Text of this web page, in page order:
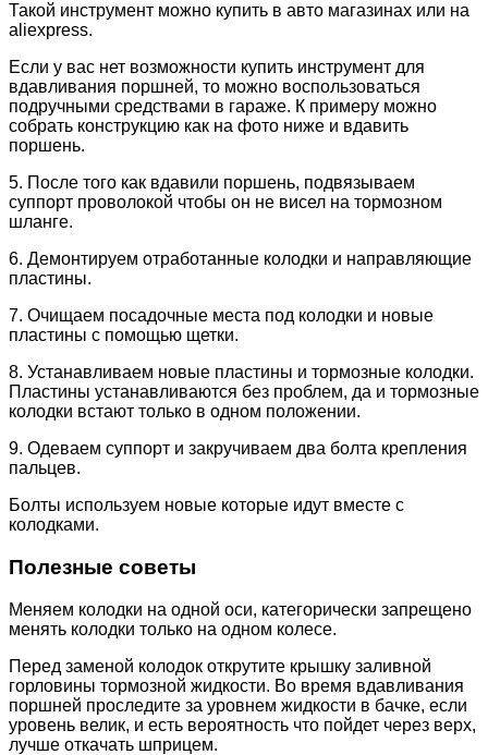
Такой инструмент можно купить в авто магазинах или на
aliexpress.
Если у вас нет возможности купить инструмент для
вдавливания поршней, то можно воспользоваться
подручными средствами в гараже. К примеру можно
собрать конструкцию как на фото ниже и вдавить
поршень.
5. После того как вдавили поршень, подвязываем
суппорт проволокой чтобы он не висел на тормозном
шланге.
6. Демонтируем отработанные колодки и направляющие
пластины.
7. Очищаем посадочные места под колодки и новые
пластины с помощью щетки.
8. Устанавливаем новые пластины и тормозные колодки.
Пластины устанавливаются без проблем, да и тормозные
колодки встают только в одном положении.
9. Одеваем суппорт и закручиваем два болта крепления
пальцев.
Болты используем новые которые идут вместе с
колодками.
Полезные советы
Меняем колодки на одной оси, категорически запрещено
менять колодки только на одном колесе.
Перед заменой колодок открутите крышку заливной
горловины тормозной жидкости. Во время вдавливания
поршней проследите за уровнем жидкости в бачке, если
уровень велик, и есть вероятность что пойдет через верх,
лучше откачать шприцем.